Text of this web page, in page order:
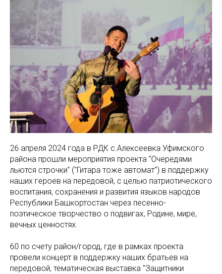
26 апреля 2024 года в РДК с.Алексеевка Уфимского
района прошли мероприятия проекта "Очередями
льются строчки" ("Гитара тоже автомат") в поддержку
наших героев на передовой, с целью патриотического
воспитания, сохранения и развития языков народов
Республики Башкортостан через песенно-
поэтическое творчество о подвигах, Родине, мире,
вечных ценностях.
60 по счету район/город, где в рамках проекта
провели концерт в поддержку наших братьев на
передовой, тематическая выставка "Защитники